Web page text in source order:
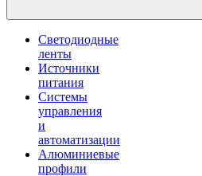
Светодиодные
ленты
Источники
питания
Системы
управления
и
автоматизации
Алюминиевые
профили